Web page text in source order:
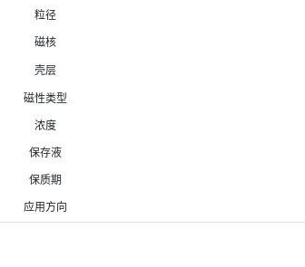
粒径
磁核
壳层
磁性类型
浓度
保存液
保质期
应用方向